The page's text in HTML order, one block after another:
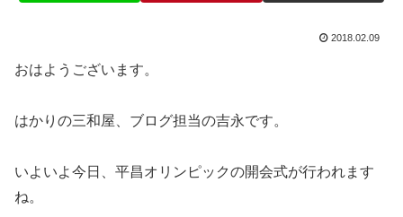
2018.02.09
おはようございます。
はかりの三和屋、ブログ担当の吉永です。
いよいよ今日、平昌オリンピックの開会式が行われます
ね。